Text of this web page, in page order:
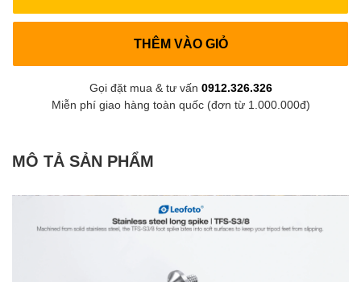
THÊM VÀO GIỎ
Gọi đặt mua & tư vấn 0912.326.326
Miễn phí giao hàng toàn quốc (đơn từ 1.000.000đ)
MÔ TẢ SẢN PHẨM